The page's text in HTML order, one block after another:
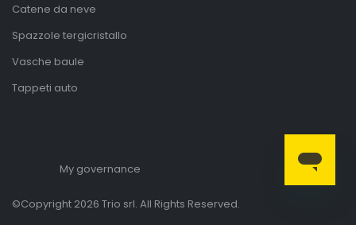
Catene da neve
Spazzole tergicristallo
Vasche baule
Tappeti auto
My governance
©Copyright 2026 Trio srl. All Rights Reserved.